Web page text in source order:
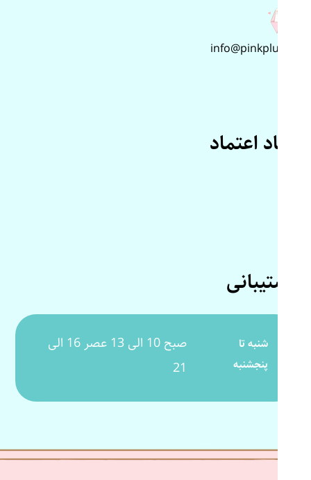
info@pinkplus.ir
نماد اعتماد
پشتیبانی
شنبه تا
پنجشنبه
صبح 10 الی 13 عصر 16 الی
21